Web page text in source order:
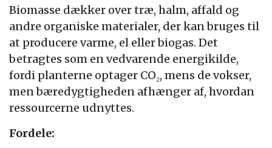
Biomasse dækker over træ, halm, affald og
andre organiske materialer, der kan bruges til
at producere varme, el eller biogas. Det
betragtes som en vedvarende energikilde,
fordi planterne optager CO₂, mens de vokser,
men bæredygtigheden afhænger af, hvordan
ressourcerne udnyttes.
Fordele: